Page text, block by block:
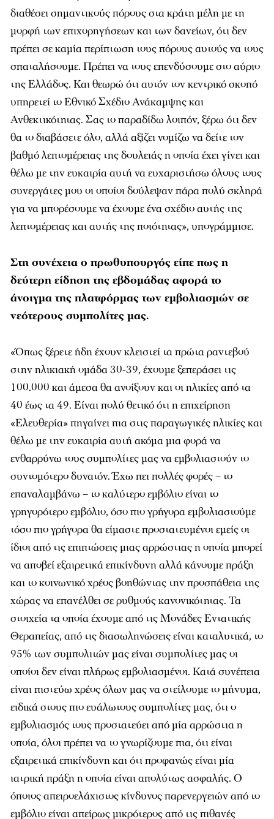
διαθέσει σημαντικούς πόρους στα κράτη μέλη με τη
μορφή των επιχορηγήσεων και των δανείων, ότι δεν
πρέπει σε καμία περίπτωση τους πόρους αυτούς να τους
σπαταλήσουμε. Πρέπει να τους επενδύσουμε στο αύριο
της Ελλάδος. Και θεωρώ ότι αυτόν τον κεντρικό σκοπό
υπηρετεί το Εθνικό Σχέδιο Ανάκαμψης και
Ανθεκτικότητας. Σας το παραδίδω λοιπόν, ξέρω ότι δεν
θα το διαβάσετε όλο, αλλά αξίζει νομίζω να δείτε τον
βαθμό λεπτομέρειας της δουλειάς η οποία έχει γίνει και
θέλω με την ευκαιρία αυτή να ευχαριστήσω όλους τους
συνεργάτες μου οι οποίοι δούλεψαν πάρα πολύ σκληρά
για να μπορέσουμε να έχουμε ένα σχέδιο αυτής της
λεπτομέρειας και αυτής της ποιότητας», υπογράμμισε.
Στη συνέχεια ο πρωθυπουργός είπε πως η
δεύτερη είδηση της εβδομάδας αφορά το
άνοιγμα της πλατφόρμας των εμβολιασμών σε
νεότερους συμπολίτες μας.
«Όπως ξέρετε ήδη έχουν κλειστεί τα πρώτα ραντεβού
στην ηλικιακή ομάδα 30-39, έχουμε ξεπεράσει τις
100.000 και άμεσα θα ανοίξουν και οι ηλικίες από τα
40 έως τα 49. Είναι πολύ θετικό ότι η επιχείρηση
«Ελευθερία» πηγαίνει πια στις παραγωγικές ηλικίες και
θέλω με την ευκαιρία αυτή ακόμα μια φορά να
ενθαρρύνω τους συμπολίτες μας να εμβολιαστούν το
συντομότερο δυνατόν. Έχω πει πολλές φορές – το
επαναλαμβάνω – το καλύτερο εμβόλιο είναι το
γρηγορότερο εμβόλιο, όσο πιο γρήγορα εμβολιαστούμε
τόσο πιο γρήγορα θα είμαστε προστατευμένοι εμείς οι
ίδιοι από τις επιπτώσεις μιας αρρώστιας η οποία μπορεί
να αποβεί εξαιρετικά επικίνδυνη αλλά κάνουμε πράξη
και το κοινωνικό χρέος βοηθώντας την προσπάθεια της
χώρας να επανέλθει σε ρυθμούς κανονικότητας. Τα
στοιχεία τα οποία έχουμε από τις Μονάδες Εντατικής
Θεραπείας, από τις διασωληνώσεις είναι καταλυτικά, το
95% των συμπολιτών μας είναι συμπολίτες μας οι
οποίοι δεν είναι πλήρως εμβολιασμένοι. Κατά συνέπεια
είναι πιστεύω χρέος όλων μας να στείλουμε το μήνυμα,
ειδικά στους πιο ευάλωτους συμπολίτες μας, ότι ο
εμβολιασμός τους προστατεύει από μία αρρώστια η
οποία, όλοι πρέπει να το γνωρίζουμε πια, ότι είναι
εξαιρετικά επικίνδυνη και ότι προφανώς είναι μία
ιατρική πράξη η οποία είναι απολύτως ασφαλής. Ο
όποιος απειροελάχιστος κίνδυνος παρενεργειών από το
εμβόλιο είναι απείρως μικρότερος από τις πιθανές